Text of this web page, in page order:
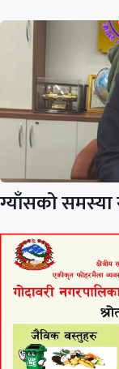
ग्याँसको समस्या